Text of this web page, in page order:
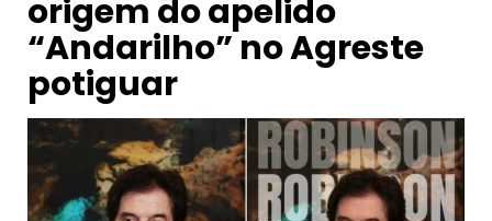
origem do apelido
“Andarilho” no Agreste
potiguar